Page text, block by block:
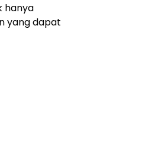
hanya
yang dapat